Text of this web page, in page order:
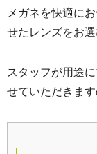
メガネを快適に
せたレンズをお選
スタッフが用途
せていただきま